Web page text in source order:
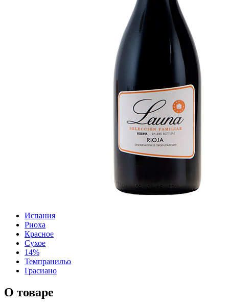
Испания
Риоха
Красное
Сухое
14%
Темпранильо
Грасиано
О товаре